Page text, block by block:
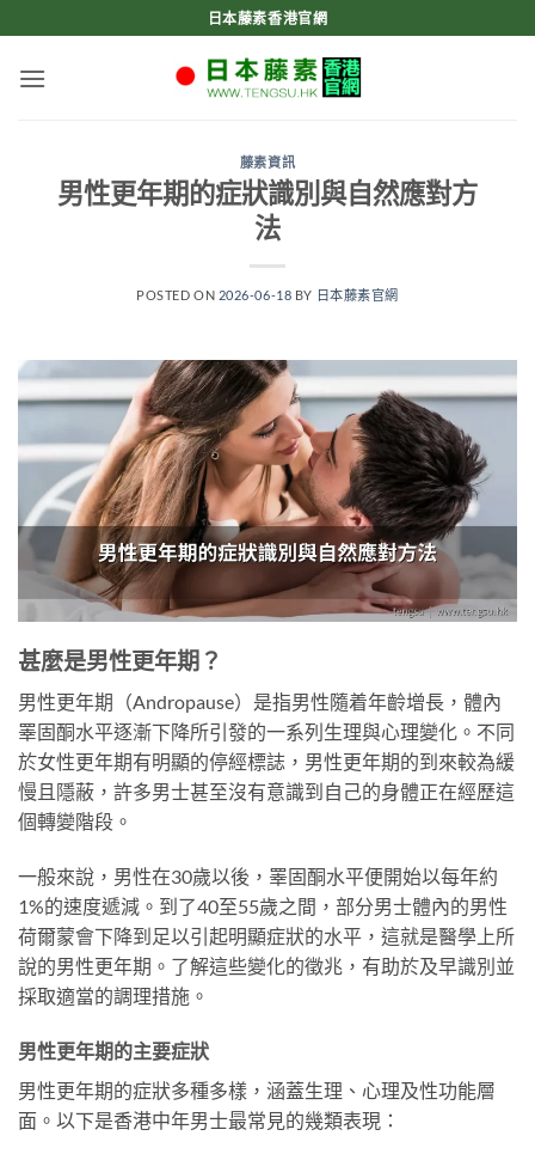
to
content
日本藤素香港官網
藤素資訊
男性更年期的症狀識別與自然應對方
法
POSTED ON 2026-06-18 BY 日本藤素官網
甚麼是男性更年期？
男性更年期（Andropause）是指男性隨着年齡增長，體內
睪固酮水平逐漸下降所引發的一系列生理與心理變化。不同
於女性更年期有明顯的停經標誌，男性更年期的到來較為緩
慢且隱蔽，許多男士甚至沒有意識到自己的身體正在經歷這
個轉變階段。
一般來說，男性在30歲以後，睪固酮水平便開始以每年約
1%的速度遞減。到了40至55歲之間，部分男士體內的男性
荷爾蒙會下降到足以引起明顯症狀的水平，這就是醫學上所
說的男性更年期。了解這些變化的徵兆，有助於及早識別並
採取適當的調理措施。
男性更年期的主要症狀
男性更年期的症狀多種多樣，涵蓋生理、心理及性功能層
面。以下是香港中年男士最常見的幾類表現：